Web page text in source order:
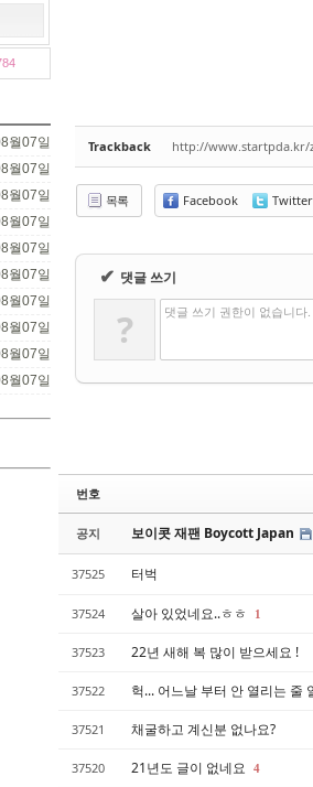
월07일
월07일
월07일
월07일
월07일
월07일
월07일
월07일
월07일
월07일
Trackback http://www.startpda.kr/
목록 Facebook Twitter
✔ 댓글 쓰기
? 댓글 쓰기 권한이 없습니다
번호
공지 보이콧 재팬 Boycott Japan
37525 터벅
37524 살아 있었네요..ㅎㅎ 1
37523 22년 새해 복 많이 받으세요 !
37522 헉... 어느날 부터 안 열리는 줄
37521 채굴하고 계신분 없나요?
37520 21년도 글이 없네요 4